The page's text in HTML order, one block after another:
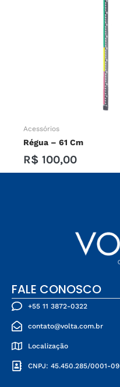
Acessórios
Régua – 61 Cm
R$ 100,00
FALE CONOSCO
+55 11 3872-0322
contato@volta.com.br
Localização
CNPJ: 45.450.285/0001-09